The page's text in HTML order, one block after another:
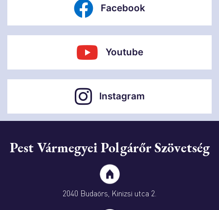
Facebook
Youtube
Instagram
Pest Vármegyei Polgárőr Szövetség
2040 Budaörs, Kinizsi utca 2.